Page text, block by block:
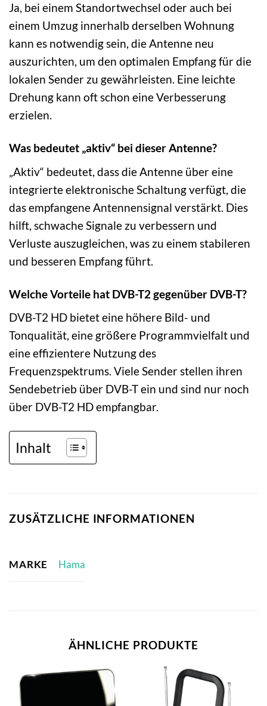
Ja, bei einem Standortwechsel oder auch bei
einem Umzug innerhalb derselben Wohnung
kann es notwendig sein, die Antenne neu
auszurichten, um den optimalen Empfang für die
lokalen Sender zu gewährleisten. Eine leichte
Drehung kann oft schon eine Verbesserung
erzielen.
Was bedeutet „aktiv“ bei dieser Antenne?
„Aktiv“ bedeutet, dass die Antenne über eine
integrierte elektronische Schaltung verfügt, die
das empfangene Antennensignal verstärkt. Dies
hilft, schwache Signale zu verbessern und
Verluste auszugleichen, was zu einem stabileren
und besseren Empfang führt.
Welche Vorteile hat DVB-T2 gegenüber DVB-T?
DVB-T2 HD bietet eine höhere Bild- und
Tonqualität, eine größere Programmvielfalt und
eine effizientere Nutzung des
Frequenzspektrums. Viele Sender stellen ihren
Sendebetrieb über DVB-T ein und sind nur noch
über DVB-T2 HD empfangbar.
Inhalt
ZUSÄTZLICHE INFORMATIONEN
MARKE Hama
ÄHNLICHE PRODUKTE